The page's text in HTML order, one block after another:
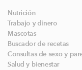
Nutrición
Trabajo y dinero
Mascotas
Buscador de recetas
Consultas de sexo y
Salud y bienestar